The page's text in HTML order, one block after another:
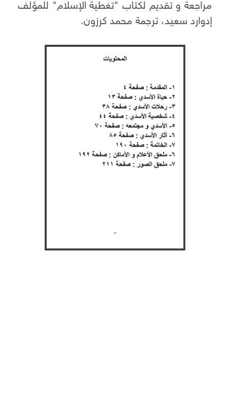
مراجعة و تقديم لكتاب "تغطية الإسلام" للمؤلف
إدوارد سعيد، ترجمة محمد كرزون.